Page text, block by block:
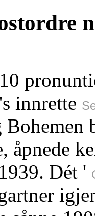
innrette
Bohemen
åpnede
Dét '